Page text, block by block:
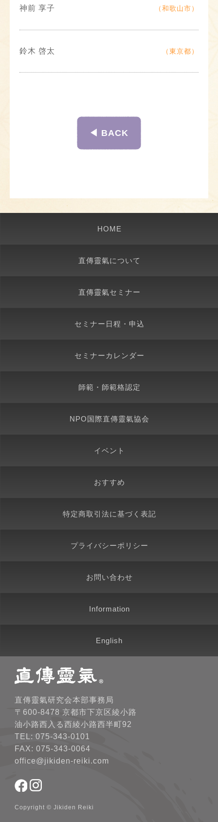
神前 享子 （和歌山市）
鈴木 啓太 （東京都）
◀︎ BACK
HOME
直傳靈氣について
直傳靈氣セミナー
セミナー日程・申込
セミナーカレンダー
師範・師範格認定
NPO国際直傳靈氣協会
イベント
おすすめ
特定商取引法に基づく表記
プライバシーポリシー
お問い合わせ
Information
English
直傳靈氣研究会本部事務局
〒600-8478 京都市下京区綾小路
油小路西入る西綾小路西半町92
TEL: 075-343-0101
FAX: 075-343-0064
office@jikiden-reiki.com
Copyright © Jikiden Reiki